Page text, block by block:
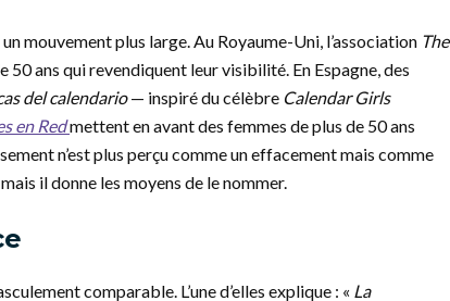
mouvement plus large. Au Royaume-Uni, l’association The
ans qui revendiquent leur visibilité. En Espagne, des
del calendario— inspiré du célèbre Calendar Girls
en Redmettent en avant des femmes de plus de 50 ans
n’est plus perçu comme un effacement mais comme
il donne les moyens de le nommer.
comparable. L’une d’elles explique : « La